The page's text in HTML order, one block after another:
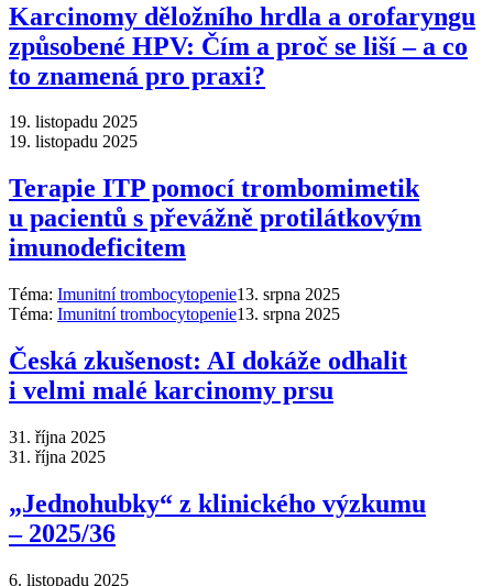
Karcinomy děložního hrdla a orofaryngu
způsobené HPV: Čím a proč se liší –⁠ a co
to znamená pro praxi?
19. listopadu 2025
19. listopadu 2025
Terapie ITP pomocí trombomimetik
u pacientů s převážně protilátkovým
imunodeficitem
Téma: Imunitní trombocytopenie13. srpna 2025
Téma: Imunitní trombocytopenie13. srpna 2025
Česká zkušenost: AI dokáže odhalit
i velmi malé karcinomy prsu
31. října 2025
31. října 2025
„Jednohubky“ z klinického výzkumu
–⁠ 2025/36
6. listopadu 2025